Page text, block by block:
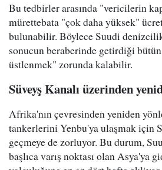
Bu tedbirler arasında "vericilerin
mürettebata "çok daha yüksek"
bulunabilir. Böylece Suudi
sonucun beraberinde getirdiği
üstlenmek" zorunda kalabilir.
Süveyş Kanalı üzerinden
Afrika'nın çevresinden yeniden
tankerlerini Yenbu'ya ulaşmak için
geçmeye de zorluyor. Bu durum,
başlıca varış noktası olan Asya'ya